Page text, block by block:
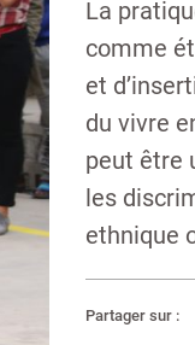
La
comme
et
du vivre
peut être
les
ethnique
Partager sur :